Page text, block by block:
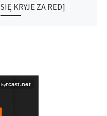
SIĘ KRYJE ZA RED]